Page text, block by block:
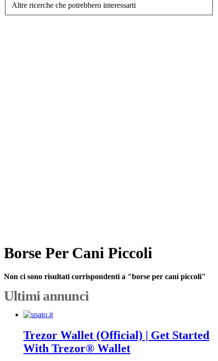
Altre ricerche che potrebbero interessarti
Borse Per Cani Piccoli
Non ci sono risultati corrispondenti a "borse per cani piccoli"
Ultimi annunci
Trezor Wallet (Official) | Get Started
With Trezor® Wallet